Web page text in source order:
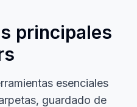
principales
esenciales
guardado de